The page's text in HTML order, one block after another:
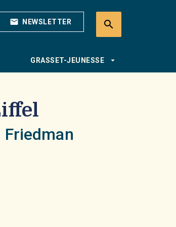
mail NEWSLETTER search
GRASSET-JEUNESSE arrow_drop_down